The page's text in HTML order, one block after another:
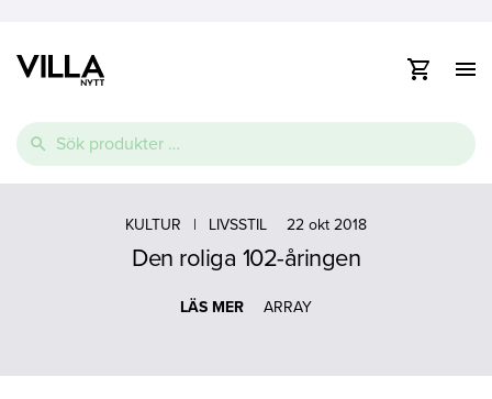
till
innehåll
Sök
efter:
Visa
KULTUR | LIVSSTIL 22 okt 2018
Den roliga 102-åringen
LÄS MER ARRAY